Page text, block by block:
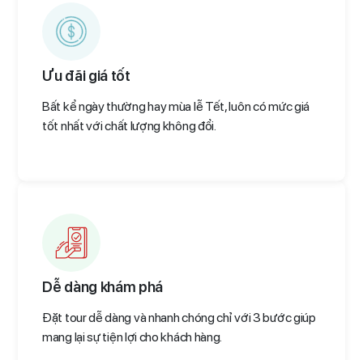
Ưu đãi giá tốt
Bất kể ngày thường hay mùa lễ Tết, luôn có mức giá
tốt nhất với chất lượng không đổi.
Dễ dàng khám phá
Đặt tour dễ dàng và nhanh chóng chỉ với 3 bước giúp
mang lại sự tiện lợi cho khách hàng.